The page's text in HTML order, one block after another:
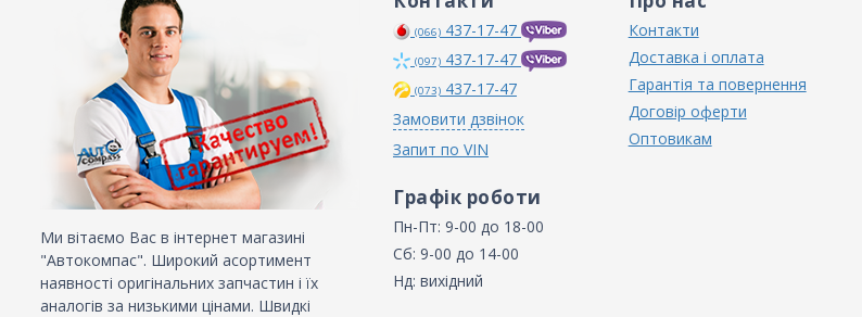
Ми вітаємо Вас в інтернет магазині
"Автокомпас". Широкий асортимент
наявності оригінальних запчастин і їх
аналогів за низькими цінами. Швидкі
(066) 437-17-47
(097) 437-17-47
(073) 437-17-47
Замовити дзвінок
Запит по VIN
Графік роботи
Пн-Пт: 9-00 до 18-00
Сб: 9-00 до 14-00
Нд: вихідний
Контакти
Доставка і оплата
Гарантія та повернення
Договір оферти
Оптовикам